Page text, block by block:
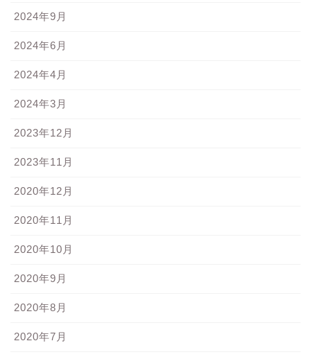
2024年9月
2024年6月
2024年4月
2024年3月
2023年12月
2023年11月
2020年12月
2020年11月
2020年10月
2020年9月
2020年8月
2020年7月